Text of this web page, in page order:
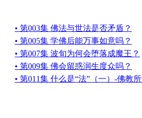
• 第003集 佛法与世法是否矛盾？
• 第005集 学佛后能万事如意吗？
• 第007集 波旬为何会堕落成魔王？
• 第009集 佛会留惑润生度众吗？
• 第011集 什么是“法”（一）-佛教